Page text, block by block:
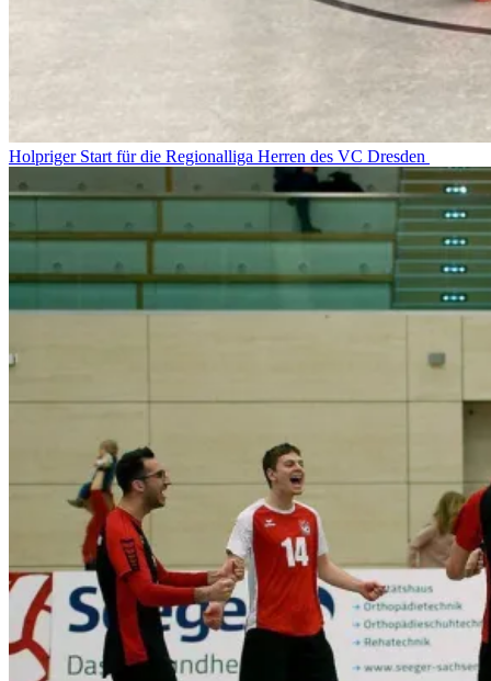
Holpriger Start für die Regionalliga Herren des VC Dresden